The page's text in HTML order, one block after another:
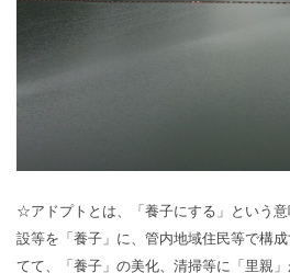
☆アドプトとは、「養子にする」という
設等を「養子」に、管内地域住民等で構
てて、「養子」の美化、清掃等に「里親